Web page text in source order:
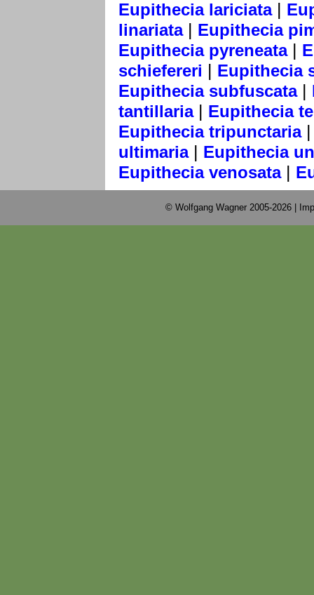
Eupithecia lariciata|
linariata| Eupithecia
Eupithecia pyreneata|
schiefereri | Eupithecia
Eupithecia subfuscata|
tantillaria| Eupithecia
Eupithecia tripunctaria
ultimaria| Eupithecia
Eupithecia venosata|
© Wolfgang Wagner 2005-2026 |